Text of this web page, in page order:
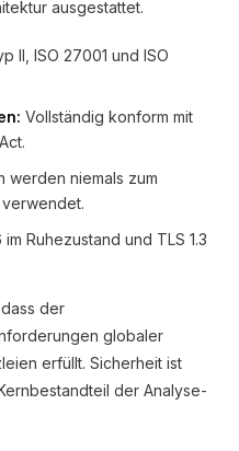
ausgestattet.
II, ISO 27001 und ISO
Vollständig konform mit
werden niemals zum
im Ruhezustand und TLS 1.3
der
globaler
erfüllt. Sicherheit ist
der Analyse-